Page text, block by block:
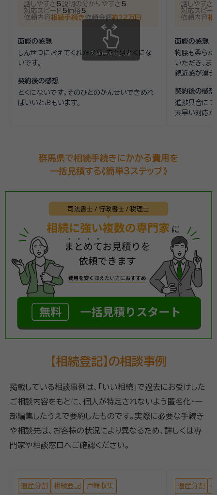
話しやすさ 5説明の分かりやすさ 5
対応スピード 5価格 5
依頼内容相続手続き依頼金額約12万円
面談の感想
しんせつにおえてくれたから。あとはとくにな
いです。
契約後の感想
とくにないです。そのひとのかんせいできめれ
ばいいとおもいます。
話しやすさ
対応スピー
依頼内容相
面談の感想
物腰も柔らか
いただき、ま
親近感が湧き
契約後の感想
進捗具合に
素早い対応が
スクロールできます
群馬県で相続手続きにかかる費用を
一括見積する《簡単3ステップ》
【相続登記】の相談事例
掲載している相談事例は、「いい相続」で過去にお受けした
ご相談内容をもとに、個人が特定されないよう匿名化・一
部編集したうえで要約したものです。実際に必要な手続き
や相談先は、お客様の状況により異なるため、詳しくは専
門家や相談窓口へご確認ください。
遺産分割 相続登記 戸籍収集 遺産分割